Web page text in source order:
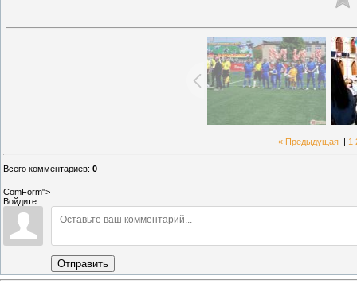
« Предыдущая| 1
Всего комментариев: 0
ComForm">
Войдите:
Отправить